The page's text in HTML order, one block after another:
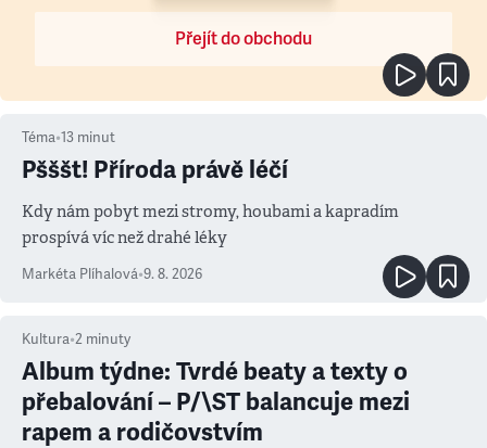
Přejít do obchodu
Téma•13 minut
Pšššt! Příroda právě léčí
Kdy nám pobyt mezi stromy, houbami a kapradím
prospívá víc než drahé léky
Markéta Plíhalová•9. 8. 2026
Kultura•2 minuty
Album týdne: Tvrdé beaty a texty o
přebalování – P/\ST balancuje mezi
rapem a rodičovstvím